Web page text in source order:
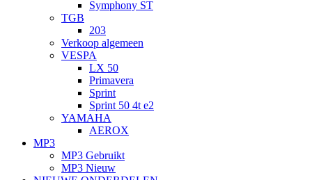
Symphony ST
TGB
203
Verkoop algemeen
VESPA
LX 50
Primavera
Sprint
Sprint 50 4t e2
YAMAHA
AEROX
MP3
MP3 Gebruikt
MP3 Nieuw